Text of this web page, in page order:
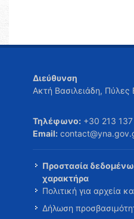
Διεύθυνση
Ακτή Βασιλειάδη,
Τηλέφωνο: +30 213
Email:
Προστασία
χαρακτήρα
Πολιτική για αρχεία
Δήλωση